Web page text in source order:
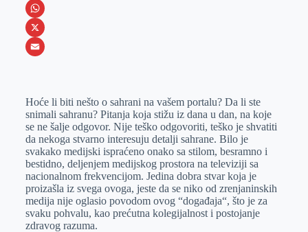
e
b
o
s
s
e
e
r
i
n
k
I
n
V
i
b
W
h
s
A
p
p
X
a
i
l
Hoće li biti nešto o sahrani na vašem portalu? Da li ste
snimali sahranu? Pitanja koja stižu iz dana u dan, na koje
se ne šalje odgovor. Nije teško odgovoriti, teško je shvatiti
da nekoga stvarno interesuju detalji sahrane. Bilo je
svakako medijski ispraćeno onako sa stilom, besramno i
bestidno, deljenjem medijskog prostora na televiziji sa
nacionalnom frekvencijom. Jedina dobra stvar koja je
proizašla iz svega ovoga, jeste da se niko od zrenjaninskih
medija nije oglasio povodom ovog “događaja“, što je za
svaku pohvalu, kao prećutna kolegijalnost i postojanje
zdravog razuma.